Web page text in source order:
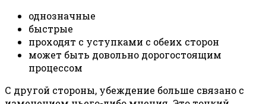
однозначные
быстрые
проходят с уступками с обеих сторон
может быть довольно дорогостоящим
процессом
С другой стороны, убеждение больше связано с